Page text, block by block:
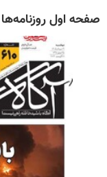
صفحه اول روزنامه‌ها